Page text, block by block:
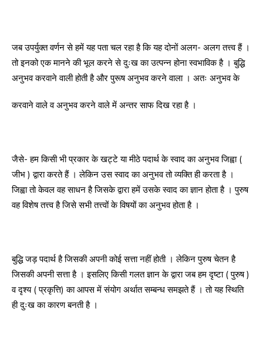
जब उपर्युक्त वर्णन से हमें यह पता चल रहा है कि यह दोनों अलग- अलग तत्त्व हैं ।
तो इनको एक मानने की भूल करने से दुःख का उत्पन्न होना स्वभाविक है । बुद्धि
अनुभव करवाने वाली होती है और पुरूष अनुभव करने वाला । अतः अनुभव के
करवाने वाले व अनुभव करने वाले में अन्तर साफ दिख रहा है ।
जैसे- हम किसी भी प्रकार के खट्टे या मीठे पदार्थ के स्वाद का अनुभव जिह्वा (
जीभ ) द्वारा करते हैं । लेकिन उस स्वाद का अनुभव तो व्यक्ति ही करता है ।
जिह्वा तो केवल वह साधन है जिसके द्वारा हमें उसके स्वाद का ज्ञान होता है । पुरुष
वह विशेष तत्त्व है जिसे सभी तत्त्वों के विषयों का अनुभव होता है ।
बुद्धि जड़ पदार्थ है जिसकी अपनी कोई सत्ता नहीं होती । लेकिन पुरुष चेतन है
जिसकी अपनी सत्ता है । इसलिए किसी गलत ज्ञान के द्वारा जब हम दृष्टा ( पुरुष )
व दृश्य ( प्रकृत्ति) का आपस में संयोग अर्थात सम्बन्ध समझते हैं । तो यह स्थिति
ही दुःख का कारण बनती है ।